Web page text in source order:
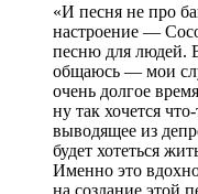
«И песня не про
настроение —
песню для людей.
общаюсь — мои
очень долгое
ну так хочется
выводящее из
будет хотеться
Именно это
на создание этой